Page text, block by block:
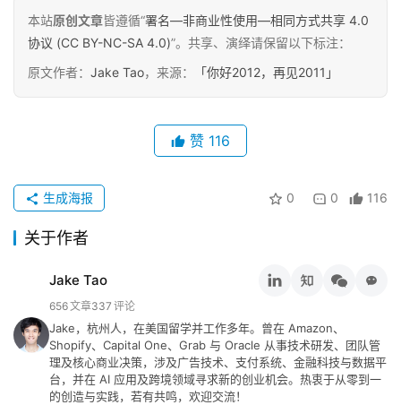
态
碎
荐
工
于
&
登录
本站原创文章皆遵循“署名—非商业性使用—相同方式共享 4.0
协议 (CC BY-NC-SA 4.0)”。共享、演绎请保留以下标注：
原文作者： Jake Tao，来源： 「你好2012，再见2011」
赞 116
0 0 116
生成海报
关于作者
Jake Tao
656文章337 评论
Jake，杭州人，在美国留学并工作多年。曾在 Amazon、
Shopify、Capital One、Grab 与 Oracle 从事技术研发、团队管
理及核心商业决策，涉及广告技术、支付系统、金融科技与数据平
台，并在 AI 应用及跨境领域寻求新的创业机会。热衷于从零到一
的创造与实践，若有共鸣，欢迎交流！